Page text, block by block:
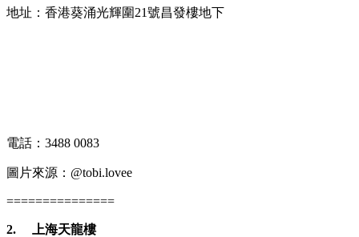
地址：香港葵涌光輝圍21號昌發樓地下
電話：3488 0083
圖片來源：@tobi.lovee
===============
2. 上海天龍樓